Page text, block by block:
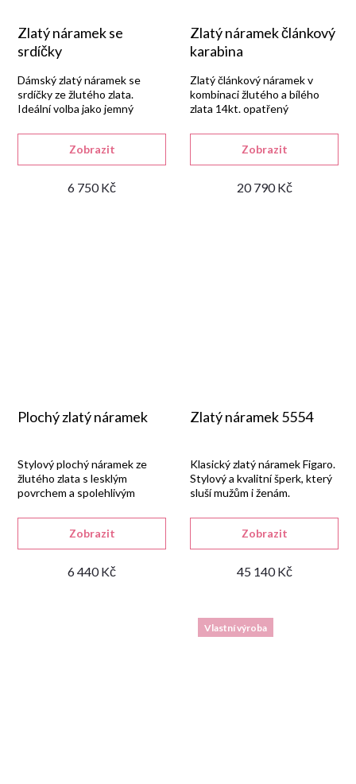
Zlatý náramek se
srdíčky
6 750 Kč
Zobrazit
Dámský zlatý náramek se
srdíčky ze žlutého zlata.
Ideální volba jako jemný
Zlatý náramek článkový
karabina
20 790 Kč
Zobrazit
Zlatý článkový náramek v
kombinaci žlutého a bílého
zlata 14kt. opatřený
Plochý zlatý náramek
6 440 Kč
Zobrazit
Stylový plochý náramek ze
žlutého zlata s lesklým
povrchem a spolehlivým
Zlatý náramek 5554
45 140 Kč
Zobrazit
Klasický zlatý náramek Figaro.
Stylový a kvalitní šperk, který
sluší mužům i ženám.
Vlastní výroba